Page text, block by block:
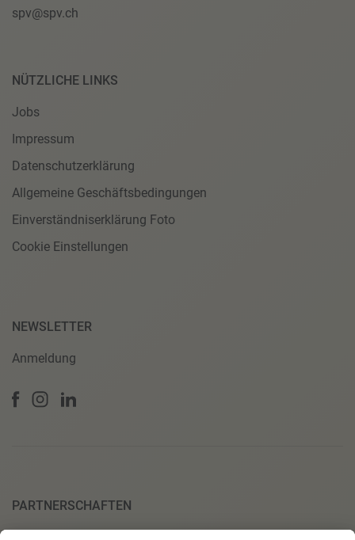
spv@spv.ch
NÜTZLICHE LINKS
Jobs
Impressum
Datenschutzerklärung
Allgemeine Geschäftsbedingungen
Einverständniserklärung Foto
Cookie Einstellungen
NEWSLETTER
Anmeldung
PARTNERSCHAFTEN